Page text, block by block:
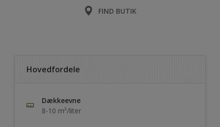
FIND BUTIK
Hovedfordele
Dækkeevne
8-10 m²/liter